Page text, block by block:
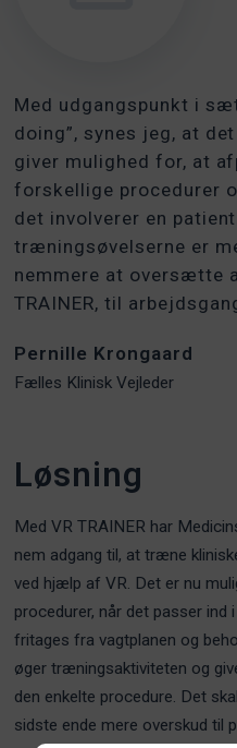
Med udgangspunkt i
doing”, synes jeg, at
giver mulighed for, at
forskellige procedurer
det involverer en
træningsøvelserne er
nemmere at oversætte
TRAINER, til
Pernille Krongaard
Fælles Klinisk Vejleder
Løsning
Med VR TRAINER har
nem adgang til, at træne
ved hjælp af VR. Det er nu
procedurer, når det passer ind
fritages fra vagtplanen og
øger træningsaktiviteten og
den enkelte procedure. Det
sidste ende mere overskud til